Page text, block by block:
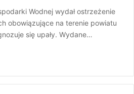
Wodnej wydał ostrzeżenie
obowiązujące na terenie powiatu
się upały. Wydane…